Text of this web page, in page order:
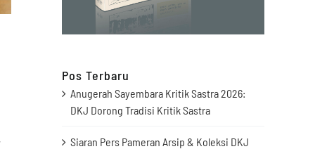
Pos Terbaru
Anugerah Sayembara Kritik Sastra 2026:
DKJ Dorong Tradisi Kritik Sastra
Siaran Pers Pameran Arsip & Koleksi DKJ